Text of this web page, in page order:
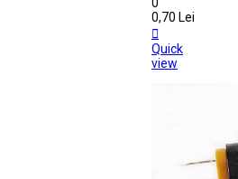
0,70 Lei

Quick
view